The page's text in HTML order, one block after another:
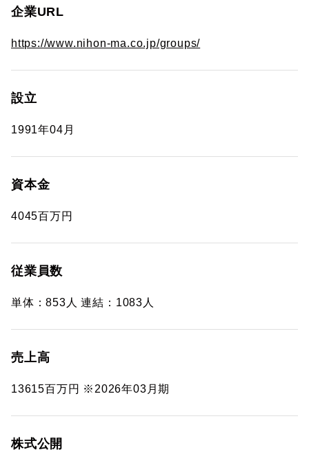
企業URL
https://www.nihon-ma.co.jp/groups/
設立
1991年04月
資本金
4045百万円
従業員数
単体：853人 連結：1083人
売上高
13615百万円 ※2026年03月期
株式公開